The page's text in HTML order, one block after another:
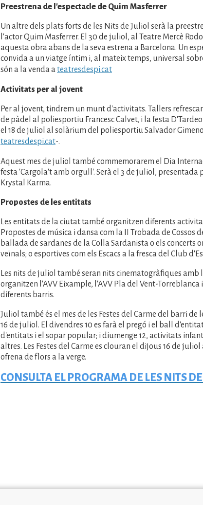
Preestrena de l'espectacle de Quim Masferrer
Un altre dels plats forts de les Nits de Juliol serà la
l'actor Quim Masferrer. El 30 de juliol, al Teatre Mercè
aquesta obra abans de la seva estrena a Barcelona. Un
convida a un viatge íntim i, al mateix temps, universal
són a la venda ateatresdespi.cat
Activitats per al jovent
Per al jovent, tindrem un munt d'activitats. Tallers
de pàdel al poliesportiu Francesc Calvet, i la festa
el 18 de juliol al solàrium del poliesportiu Salvador
teatresdespi.cat-.
Aquest mes de juliol també commemorarem el Dia
festa 'Cargola't amb orgull'. Serà el 3 de juliol, presentada
Krystal Karma.
Propostes de les entitats
Les entitats de la ciutat també organitzen diferents
Propostes de música i dansa com la II Trobada de Cossos
ballada de sardanes de la Colla Sardanista o els concerts
veïnals; o esportives com els Escacs a la fresca del Club
Les nits de juliol també seran nits cinematogràfiques amb
organitzen l'AVV Eixample, l'AVV Pla del Vent-Torreblanca
diferents barris.
Juliol també és el mes de les Festes del Carme del barri de
16 de juliol. El divendres 10 es farà el pregó i el ball
d'entitats i el sopar popular; i diumenge 12, activitats
altres. Les Festes del Carme es clouran el dijous 16 de
ofrena de flors a la verge.
CONSULTA EL PROGRAMA DE LES NITS